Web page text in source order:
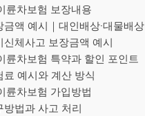
륜차보험 보장내용
금액 예시｜대인배상·대물배상
신체사고 보장금액 예시
륜차보험 특약과 할인 포인트
료 예시와 계산 방식
륜차보험 가입방법
방법과 사고 처리